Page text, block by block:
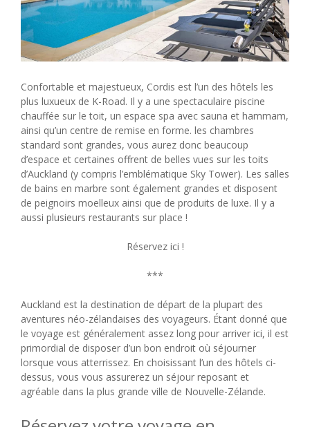
Confortable et majestueux, Cordis est l’un des hôtels les
plus luxueux de K-Road. Il y a une spectaculaire piscine
chauffée sur le toit, un espace spa avec sauna et hammam,
ainsi qu’un centre de remise en forme. les chambres
standard sont grandes, vous aurez donc beaucoup
d’espace et certaines offrent de belles vues sur les toits
d’Auckland (y compris l’emblématique Sky Tower). Les salles
de bains en marbre sont également grandes et disposent
de peignoirs moelleux ainsi que de produits de luxe. Il y a
aussi plusieurs restaurants sur place !
Réservez ici !
***
Auckland est la destination de départ de la plupart des
aventures néo-zélandaises des voyageurs. Étant donné que
le voyage est généralement assez long pour arriver ici, il est
primordial de disposer d’un bon endroit où séjourner
lorsque vous atterrissez. En choisissant l’un des hôtels ci-
dessus, vous vous assurerez un séjour reposant et
agréable dans la plus grande ville de Nouvelle-Zélande.